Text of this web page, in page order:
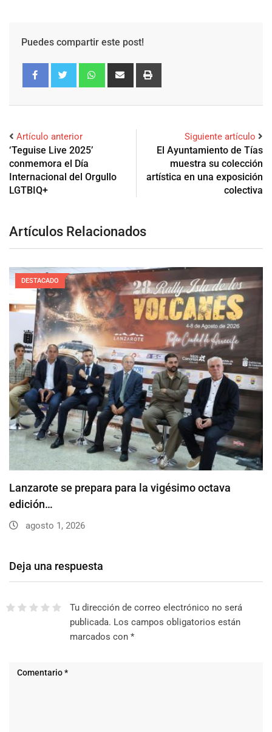
Puedes compartir este post!
Artículo anterior
‘Teguise Live 2025’
conmemora el Día
Internacional del Orgullo
LGTBIQ+
Siguiente artículo
El Ayuntamiento de Tías
muestra su colección
artística en una exposición
colectiva
Artículos Relacionados
DESTACADO
Lanzarote se prepara para la vigésimo octava
edición…
agosto 1, 2026
Deja una respuesta
Tu dirección de correo electrónico no será
publicada. Los campos obligatorios están
marcados con *